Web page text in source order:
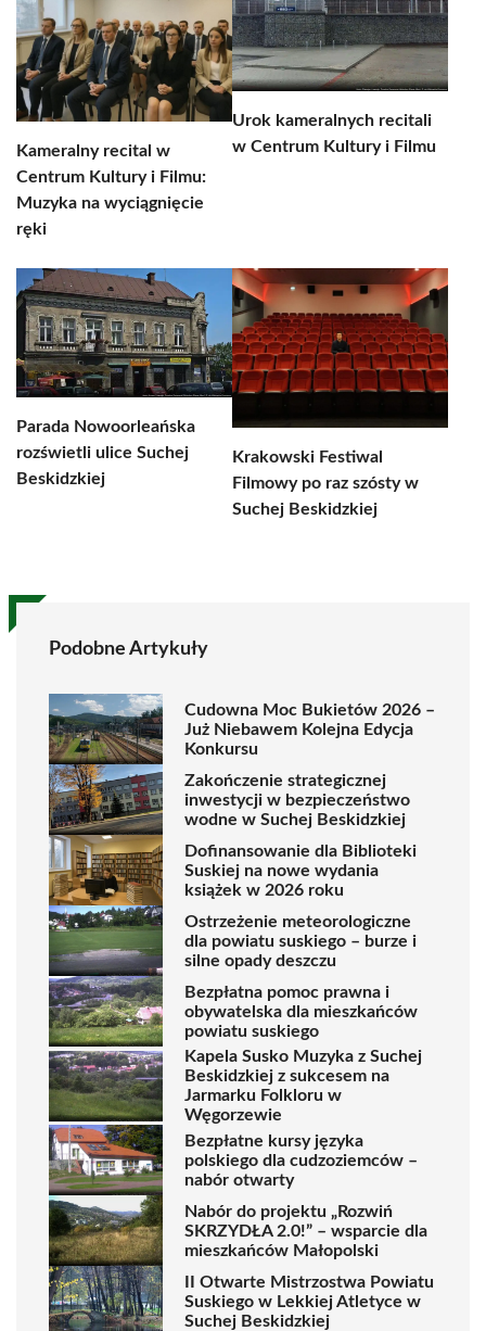
Kameralny recital w
Centrum Kultury i Filmu:
Muzyka na wyciągnięcie
ręki
Urok kameralnych recitali
w Centrum Kultury i Filmu
Parada Nowoorleańska
rozświetli ulice Suchej
Beskidzkiej
Krakowski Festiwal
Filmowy po raz szósty w
Suchej Beskidzkiej
Podobne Artykuły
Cudowna Moc Bukietów 2026 –
Już Niebawem Kolejna Edycja
Konkursu
Zakończenie strategicznej
inwestycji w bezpieczeństwo
wodne w Suchej Beskidzkiej
Dofinansowanie dla Biblioteki
Suskiej na nowe wydania
książek w 2026 roku
Ostrzeżenie meteorologiczne
dla powiatu suskiego – burze i
silne opady deszczu
Bezpłatna pomoc prawna i
obywatelska dla mieszkańców
powiatu suskiego
Kapela Susko Muzyka z Suchej
Beskidzkiej z sukcesem na
Jarmarku Folkloru w
Węgorzewie
Bezpłatne kursy języka
polskiego dla cudzoziemców –
nabór otwarty
Nabór do projektu „Rozwiń
SKRZYDŁA 2.0!” – wsparcie dla
mieszkańców Małopolski
II Otwarte Mistrzostwa Powiatu
Suskiego w Lekkiej Atletyce w
Suchej Beskidzkiej